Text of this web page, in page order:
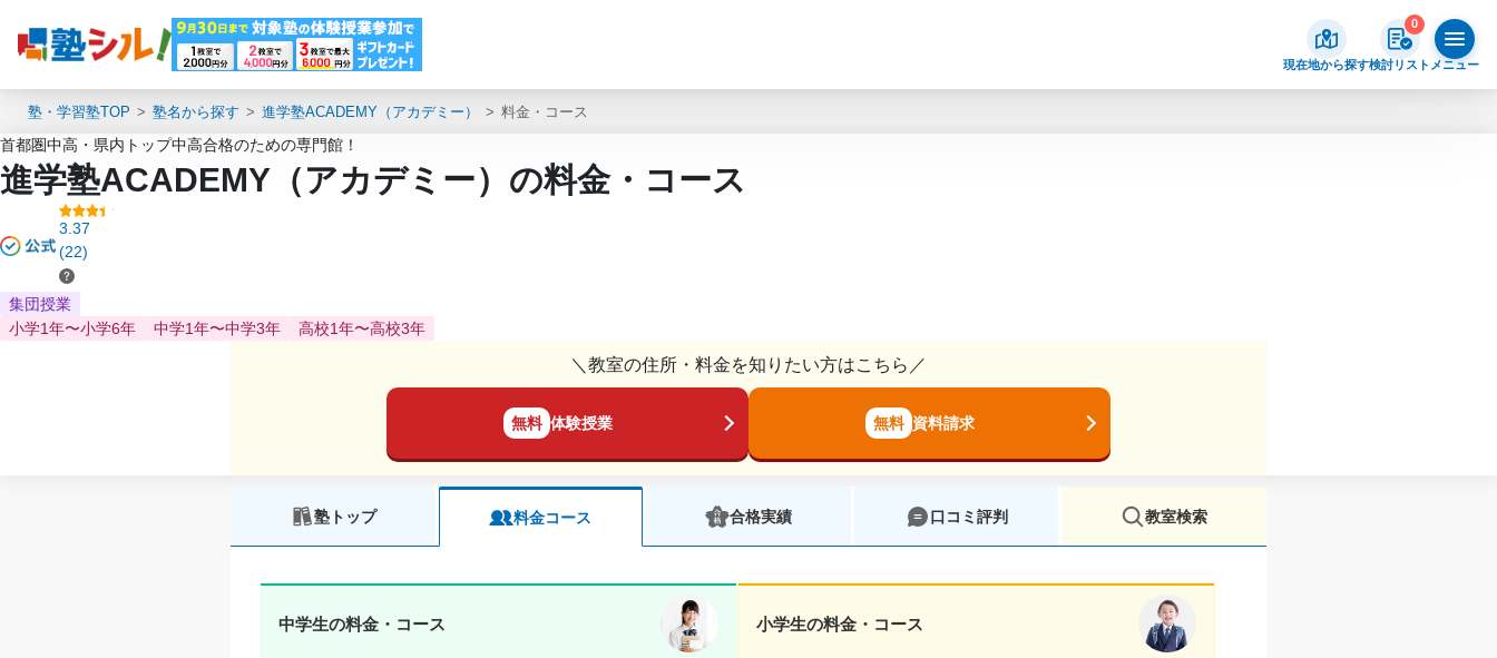
現在地から探す
0
検討リスト メニュー
塾・学習塾TOP 塾名から探す 進学塾ACADEMY（アカデミー） 料金・コース
首都圏中高・県内トップ中高合格のための専門館！
進学塾ACADEMY（アカデミー）の料金・コース
3.37
(22)
集団授業
小学1年〜小学6年
中学1年〜中学3年 高校1年〜高校3年
＼教室の住所・料金を知りたい方はこちら／
無料 体験授業 無料 資料請求
塾トップ 料金コース 合格実績 口コミ評判 教室検索
中学生の料金・コース 小学生の料金・コース